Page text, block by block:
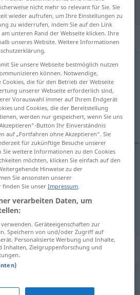
Übersetzung
Maskulinum
anklicken/antippen)
“
für "Vollzug"
nicht mehr so relevant für Sie. Sie
wieder aufrufen, um Ihre Einstellungen zu
zu widerrufen, indem Sie auf den Link
unteren Rand der Webseite klicken. Ihre
unseres Website. Weitere Informationen
Sie unsere Webseite bestmöglich nutzen
können. Notwendige,
die für den Betrieb der Webseite
unserer Webseite erforderlich sind,
Vorauswahl immer auf Ihrem Endgerät
und Cookies, die der Bereitstellung
werden nur gespeichert, wenn Sie uns
Button Ihr Einverständnis
auf „Fortfahren ohne Akzeptieren“. Sie
für zukünftige Besuche unserer
Sie weitere Informationen zu den Cookies
möchten, klicken Sie einfach auf den
Hinweise zu der
Sie ansonsten unserer
finden Sie unserImpressum.
verarbeiten Daten, um
Geräteeigenschaften zur
Speichern von und/oder Zugriff auf
Personalisierte Werbung und Inhalte,
Inhalten, Zielgruppenforschung und